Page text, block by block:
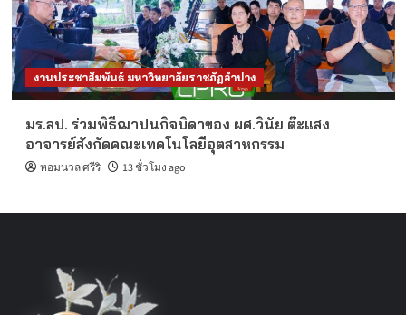
งานประชาสัมพันธ์ มหาวิทยาลัยราชภัฏลำปาง
มร.ลป. ร่วมพิธีฌาปนกิจบิดาของ ผศ.วินัย ต๊ะแสง
อาจารย์สังกัดคณะเทคโนโลยีอุตสาหกรรม
หอมนวล ศรีริ 13 ชั่วโมง ago